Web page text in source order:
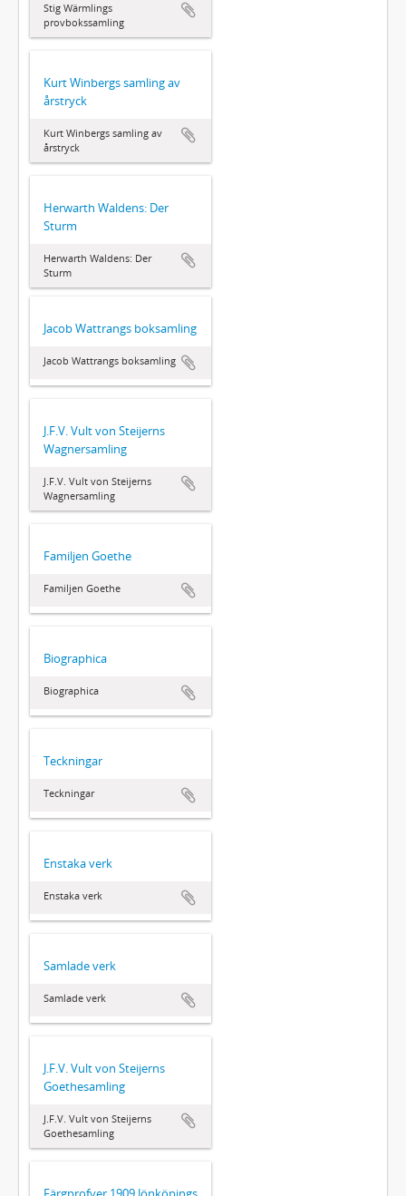
Stig Wärmlings
provbokssamling
Kurt Winbergs samling av
årstryck
Kurt Winbergs samling av
årstryck
Herwarth Waldens: Der
Sturm
Herwarth Waldens: Der
Sturm
Jacob Wattrangs boksamling
Jacob Wattrangs boksamling
J.F.V. Vult von Steijerns
Wagnersamling
J.F.V. Vult von Steijerns
Wagnersamling
Familjen Goethe
Familjen Goethe
Biographica
Biographica
Teckningar
Teckningar
Enstaka verk
Enstaka verk
Samlade verk
Samlade verk
J.F.V. Vult von Steijerns
Goethesamling
J.F.V. Vult von Steijerns
Goethesamling